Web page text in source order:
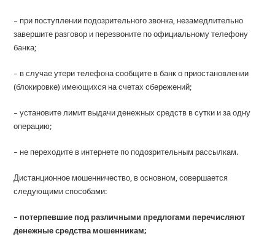
– при поступлении подозрительного звонка, незамедлительно
завершите разговор и перезвоните по официальному телефону
банка;
– в случае утери телефона сообщите в банк о приостановлении
(блокировке) имеющихся на счетах сбережений;
– установите лимит выдачи денежных средств в сутки и за одну
операцию;
– не переходите в интернете по подозрительным рассылкам.
Дистанционное мошенничество, в основном, совершается
следующими способами:
– потерпевшие под различными предлогами перечисляют
денежные средства мошенникам;